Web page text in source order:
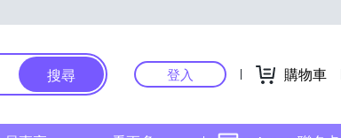
搜尋 登入 購物車